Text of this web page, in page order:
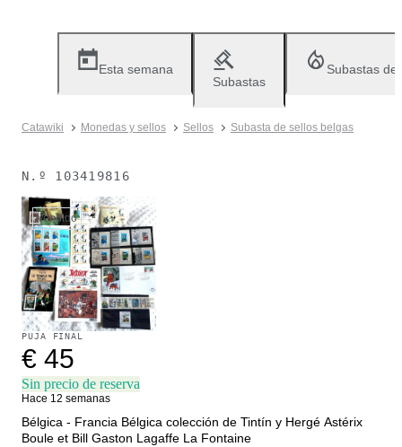
Esta semana
Subastas
Subastas
Catawiki Monedas y sellos Sellos Subasta de sellos belgas
N.º 103419816
Vendido
PUJA FINAL
€ 45
Sin precio de reserva
Hace 12 semanas
Bélgica - Francia Bélgica colección de Tintín y Hergé Astérix
Boule et Bill Gaston Lagaffe La Fontaine